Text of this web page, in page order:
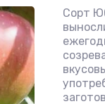
Сорт